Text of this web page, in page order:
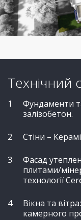
Технічний
Фундаменти
залізобетон.
Стіни –
Фасад
плитами/
технології
Вікна та
камерного